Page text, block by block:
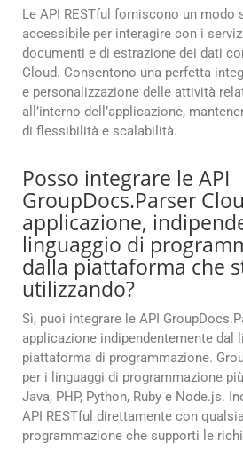
Le API RESTful forniscono un modo
accessibile per interagire con i
documenti e di estrazione dei dati
Cloud. Consentono una perfetta
e personalizzazione delle attività
all’interno dell’applicazione,
di flessibilità e scalabilità.
Posso integrare le API
GroupDocs.Parser
applicazione,
linguaggio di
dalla piattaforma che
utilizzando?
Sì, puoi integrare le API
applicazione indipendentemente dal
piattaforma di programmazione.
per i linguaggi di programmazione
Java, PHP, Python, Ruby e Node.js.
API RESTful direttamente con
programmazione che supporti le